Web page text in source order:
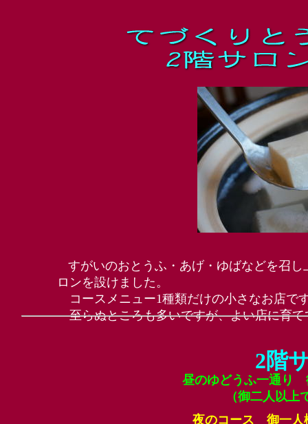
2階
昼のゆどうふ一通り
（御二人以上
夜のコース 御一人
すがいのおとうふ・あげ・ゆばなどを召
ロンを設けました。
コースメニュー1種類だけの小さなお店で
至らぬところも多いですが、よい店に育て